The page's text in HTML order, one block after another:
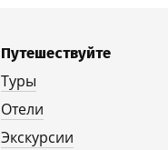
Путешествуйте
Туры
Отели
Экскурсии